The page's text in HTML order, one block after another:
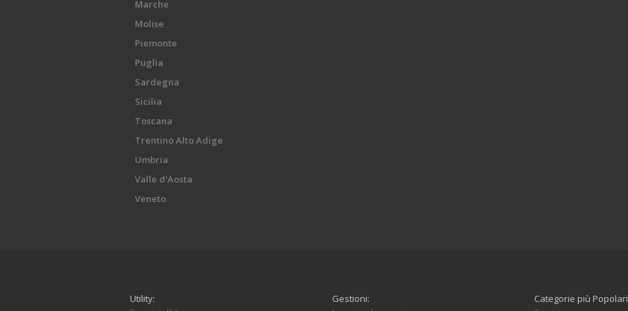
Marche
Molise
Piemonte
Puglia
Sardegna
Sicilia
Toscana
Trentino Alto Adige
Umbria
Valle d'Aosta
Veneto
Utility:
Gestioni:
Categorie più Popolari